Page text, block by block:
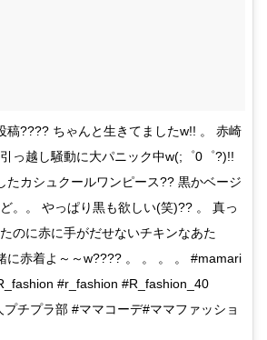
稿???? ちゃんと生きてましたw!! 。 赤崎
っ越し騒動に大パニック中w(;゜0゜?)!!
たカシュクールワンピース?? 黒かベージ
。。 やっぱり黒も欲しい(笑)?? 。 真っ
のに赤に手がだせないチキンなあた
に赤着よ～～w???? 。 。 。 。 #mamari
#r_fashion #R_fashion_40
チプラ部 #ママコーデ#ママファッショ